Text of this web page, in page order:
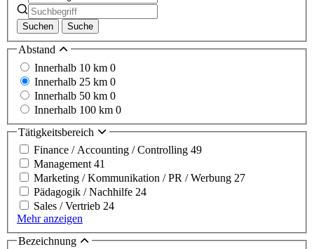
Suchen Suche
Abstand
Innerhalb 10 km 0
Innerhalb 25 km 0
Innerhalb 50 km 0
Innerhalb 100 km 0
Tätigkeitsbereich
Finance / Accounting / Controlling 49
Management 41
Marketing / Kommunikation / PR / Werbung 27
Pädagogik / Nachhilfe 24
Sales / Vertrieb 24
Mehr anzeigen
Bezeichnung